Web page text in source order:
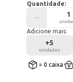
Quantidade:
Adicione mais:
+5
unidades
= 0 caixa